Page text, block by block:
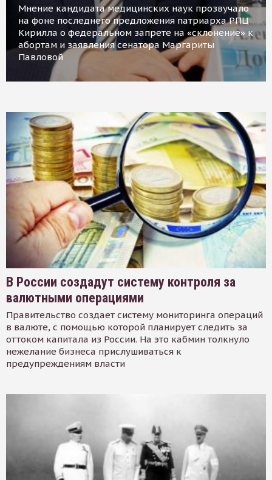
Мнение кандидата медицинских наук прозвучало
на фоне последнего предложения патриарха РПЦ
Кирилла о федеральном запрете на «склонение» к
абортам и заявления сенатора Маргариты
Павловой
В России создадут систему контроля за
валютными операциями
Правительство создает систему мониторинга операций
в валюте, с помощью которой планирует следить за
оттоком капитала из России. На это кабмин толкнуло
нежелание бизнеса прислушиваться к
предупреждениям власти